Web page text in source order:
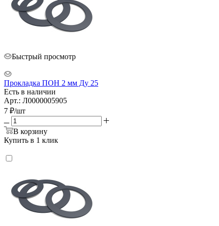
Быстрый просмотр
Прокладка ПОН 2 мм Ду 25
Есть в наличии
Арт.: Л0000005905
7 ₽/шт
В корзину
Купить в 1 клик